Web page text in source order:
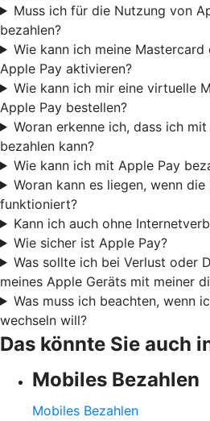
Muss ich für die Nutzung von
bezahlen?
Wie kann ich meine
Apple Pay aktivieren?
Wie kann ich mir eine virtuelle
Apple Pay bestellen?
Woran erkenne ich, dass ich
bezahlen kann?
Wie kann ich mit Apple Pay
Woran kann es liegen, wenn
funktioniert?
Kann ich auch ohne
Wie sicher ist Apple Pay?
Was sollte ich bei Verlust oder
meines Apple Geräts mit meiner
Was muss ich beachten, wenn
wechseln will?
Das könnte Sie auch
Mobiles Bezahlen
Mobiles Bezahlen